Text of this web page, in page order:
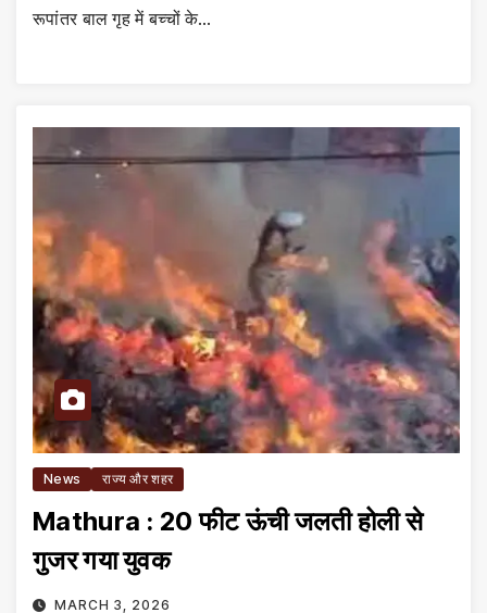
रूपांतर बाल गृह में बच्चों के…
News राज्य और शहर
Mathura : 20 फीट ऊंची जलती होली से
गुजर गया युवक
MARCH 3, 2026